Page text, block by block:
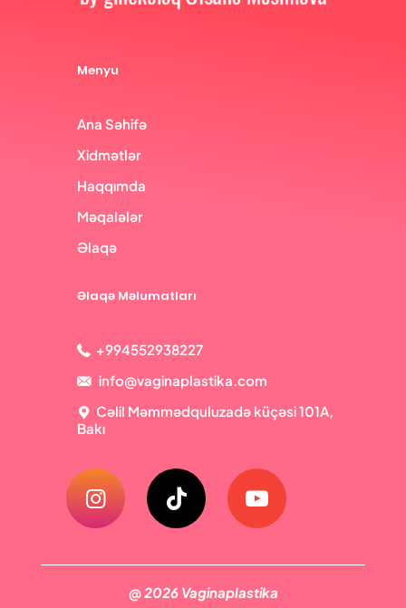
Menyu
Ana Səhifə
Xidmətlər
Haqqımda
Məqalələr
Əlaqə
Əlaqə Məlumatları
+994552938227
info@vaginaplastika.com
Cəlil Məmmədquluzadə küçəsi 101A,
Bakı
@ 2026 Vaginaplastika